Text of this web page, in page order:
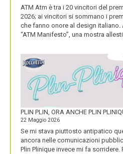
ATM Atm è tra i 20 vincitori del
2026; ai vincitori si sommano i
che fanno onore al design italiano.
“ATM Manifesto”, una mostra
PLIN PLIN, ORA ANCHE PLIN
22 Maggio 2026
Se mi stava piuttosto antipatico
ancora nelle comunicazioni
Plin Plinique invece mi fa sorridere.